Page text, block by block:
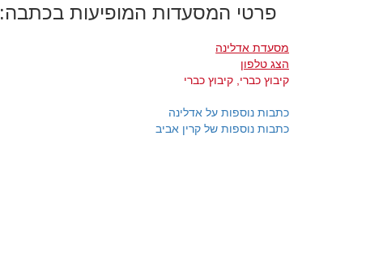
פרטי המסעדות המופיעות בכתבה:
מסעדת אדלינה
הצג טלפון
קיבוץ כברי, קיבוץ כברי
כתבות נוספות על אדלינה
כתבות נוספות של קרין אביב